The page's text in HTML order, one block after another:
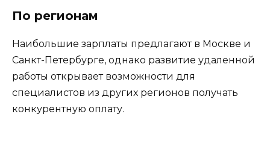
По регионам
Наибольшие зарплаты предлагают в Москве и
Санкт-Петербурге, однако развитие удаленной
работы открывает возможности для
специалистов из других регионов получать
конкурентную оплату.